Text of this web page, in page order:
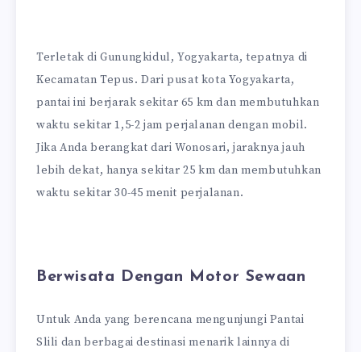
Terletak di Gunungkidul, Yogyakarta, tepatnya di
Kecamatan Tepus. Dari pusat kota Yogyakarta,
pantai ini berjarak sekitar 65 km dan membutuhkan
waktu sekitar 1,5-2 jam perjalanan dengan mobil.
Jika Anda berangkat dari Wonosari, jaraknya jauh
lebih dekat, hanya sekitar 25 km dan membutuhkan
waktu sekitar 30-45 menit perjalanan.
Berwisata Dengan Motor Sewaan
Untuk Anda yang berencana mengunjungi Pantai
Slili dan berbagai destinasi menarik lainnya di